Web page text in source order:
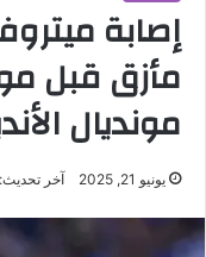
إرسال
إصابة
مأزق قبل
مونديال الأندية
يونيو 21, 2025 آخر تحديث: